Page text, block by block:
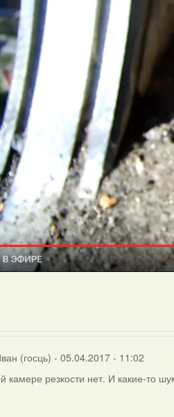
(госць) - 05.04.2017 - 11:02
камере резкости нет. И какие-то